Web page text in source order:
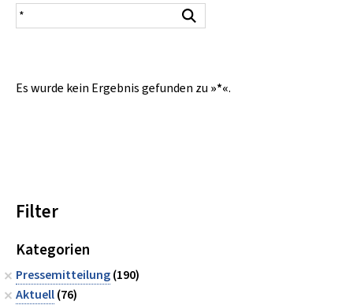
Suchergebnis
Es wurde kein Ergebnis gefunden zu »*«.
Filter
Kategorien
Pressemitteilung(190)
Aktuell(76)